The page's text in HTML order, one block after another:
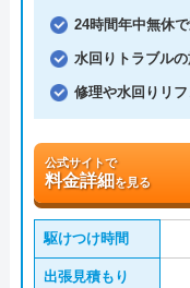
24時間年中無休
水回りトラブル
修理や水回りリ
公式サイトで
料金詳細を見る
駆けつけ時間
出張見積もり